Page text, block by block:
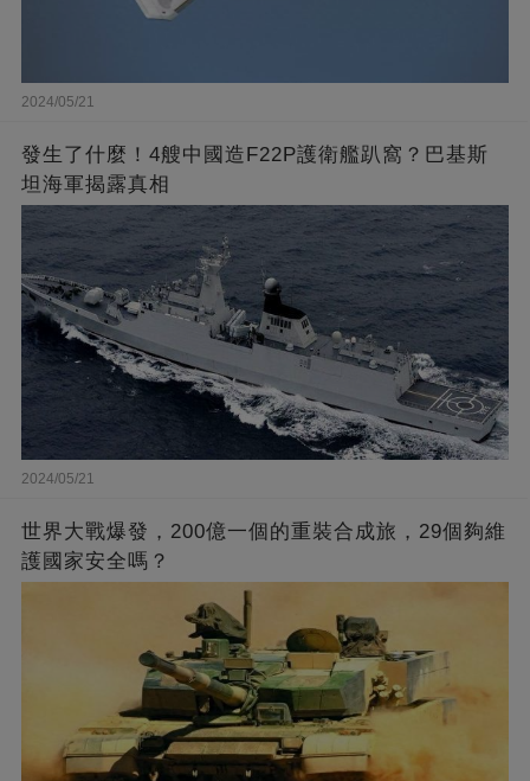
2024/05/21
發生了什麼！4艘中國造F22P護衛艦趴窩？巴基斯
坦海軍揭露真相
2024/05/21
世界大戰爆發，200億一個的重裝合成旅，29個夠維
護國家安全嗎？